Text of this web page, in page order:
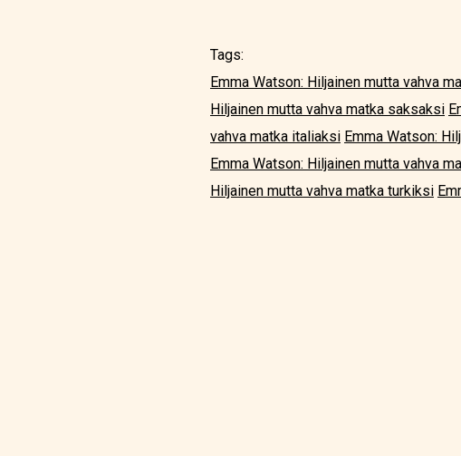
Tags:
Emma Watson: Hiljainen mutta vahva
Hiljainen mutta vahva matka saksaksi
vahva matka italiaksi Emma Watson:
Emma Watson: Hiljainen mutta vahva
Hiljainen mutta vahva matka turkiksi